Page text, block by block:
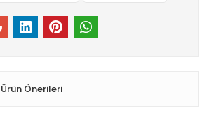
Ürün Önerileri